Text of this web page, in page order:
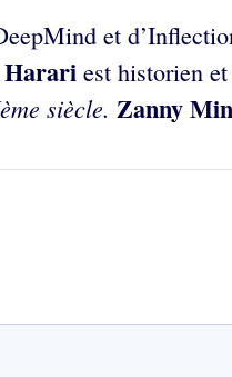
et
Harari est historien
siècle. Zanny